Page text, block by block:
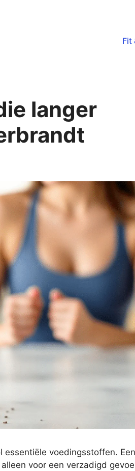
Fit
langer
essentiële voedingsstoffen. Een
voor een verzadigd